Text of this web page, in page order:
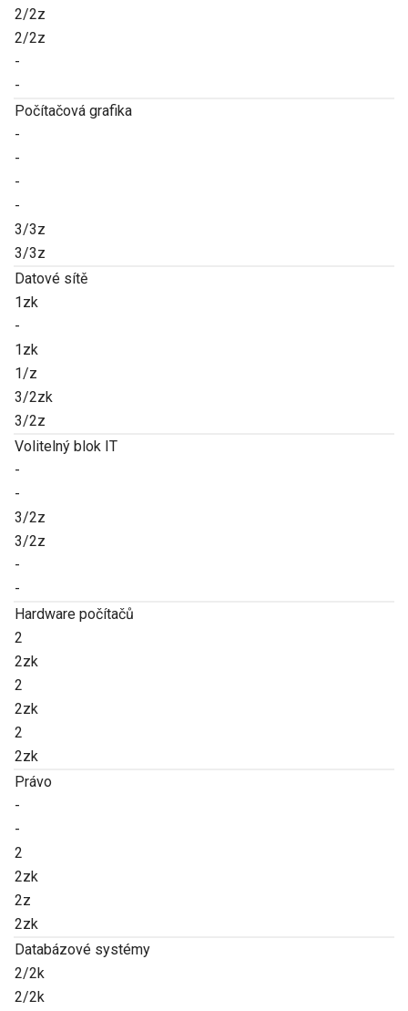
2/2z
2/2z
-
-
Počítačová grafika
-
-
-
-
3/3z
3/3z
Datové sítě
1zk
-
1zk
1/z
3/2zk
3/2z
Volitelný blok IT
-
-
3/2z
3/2z
-
-
Hardware počítačů
2
2zk
2
2zk
2
2zk
Právo
-
-
2
2zk
2z
2zk
Databázové systémy
2/2k
2/2k